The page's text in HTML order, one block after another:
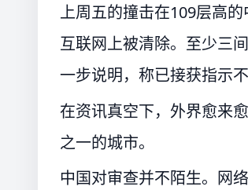
上周五的撞击在109层高
互联网上被清除。至少三
一步说明，称已接获指示不
在资讯真空下，外界愈来
之一的城市。
中国对审查并不陌生。网